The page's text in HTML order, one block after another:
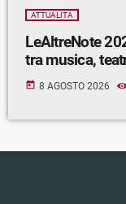
ATTUALITÀ
LeAltreNote
tra musica,
today 8 AGOSTO 2026